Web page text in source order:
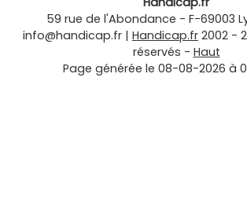
59 rue de l'Abondance - F-69003
info@handicap.fr | Handicap.fr 2002 -
réservés - Haut
Page générée le 08-08-2026 à